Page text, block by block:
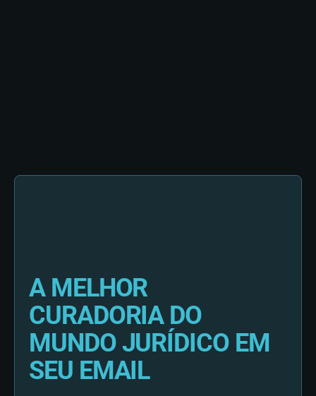
A MELHOR
CURADORIA DO
MUNDO JURÍDICO EM
SEU EMAIL